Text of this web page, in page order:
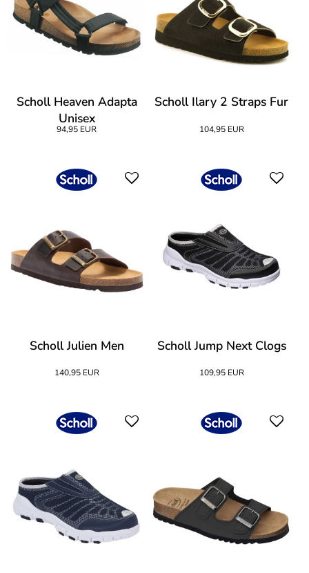
Scholl Heaven Adapta
Unisex
94,95 EUR
Scholl Ilary 2 Straps Fur
104,95 EUR
Scholl Julien Men
140,95 EUR
Scholl Jump Next Clogs
109,95 EUR